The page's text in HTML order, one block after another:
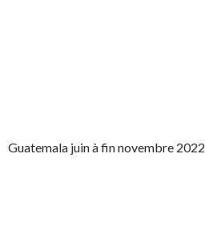
Guatemala juin à fin novembre 2022